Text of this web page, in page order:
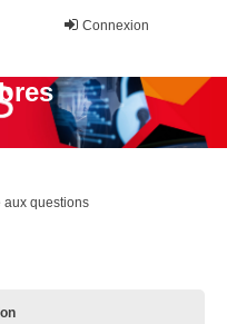
Connexion
aux questions